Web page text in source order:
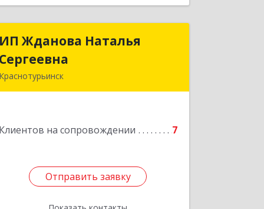
ИП Жданова Наталья
Сергеевна
Краснотурьинск
Клиентов на сопровождении 7
Отправить заявку
ИП Жданова Наталья
Отправить заявку